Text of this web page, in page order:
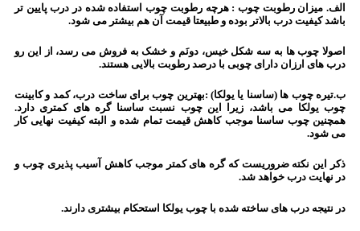
الف. میزان رطوبت چوب : هرچه رطوبت چوب استفاده شده در درب پایین تر
باشد کیفیت درب بالاتر بوده و طبیعتا قیمت آن هم بیشتر می شود.
اصولا چوب ها به سه شکل خیس، دونَم و خشک به فروش می رسد، از این رو
درب های ارزان دارای چوبی با درصد رطوبت بالایی هستند.
ب.تیره چوب ها (ساسنا یا یولکا) :بهترین چوب برای ساخت درب، کمد و کابینت
چوب یولکا می باشد، زیرا این چوب نسبت ساسنا گره های کمتری دارد.
همچنین چوب ساسنا موجب کاهش قیمت تمام شده و البته کیفیت نهایی کار
می شود.
ذکر این نکته ضروریست که گره های کمتر موجب کاهش آسیب پذیری چوب و
در نهایت درب خواهد شد.
در نتیجه درب های ساخته شده با چوب یولکا استحکام بیشتری دارند.